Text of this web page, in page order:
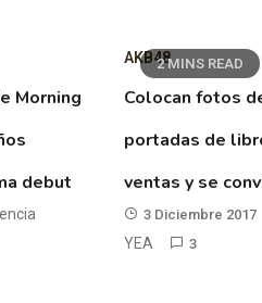
Morning
debut
2 MINS READ
AKB48
Colocan fotos
portadas de
ventas y se
3 Diciembre 2017
YEA
3